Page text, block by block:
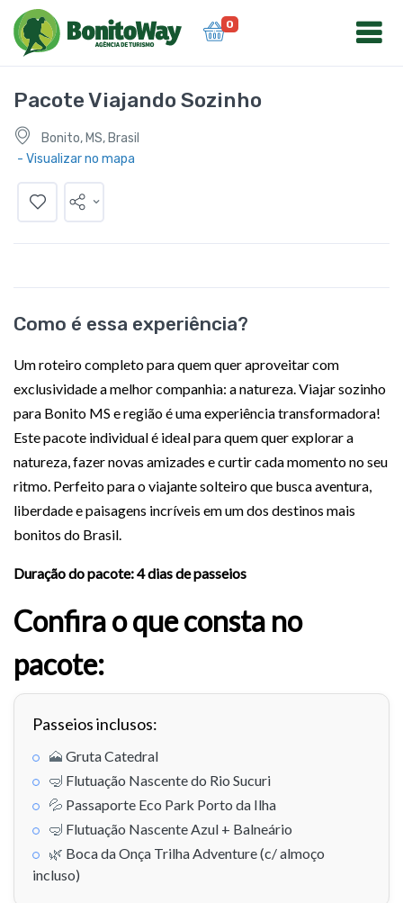
0
Pacote Viajando Sozinho
Bonito, MS, Brasil
- Visualizar no mapa
Como é essa experiência?
Um roteiro completo para quem quer aproveitar com
exclusividade a melhor companhia: a natureza. Viajar sozinho
para Bonito MS e região é uma experiência transformadora!
Este pacote individual é ideal para quem quer explorar a
natureza, fazer novas amizades e curtir cada momento no seu
ritmo. Perfeito para o viajante solteiro que busca aventura,
liberdade e paisagens incríveis em um dos destinos mais
bonitos do Brasil.
Duração do pacote: 4 dias de passeios
Confira o que consta no
pacote:
Passeios inclusos:
🗻 Gruta Catedral
🤿 Flutuação Nascente do Rio Sucuri
💦 Passaporte Eco Park Porto da Ilha
🤿 Flutuação Nascente Azul + Balneário
🌿 Boca da Onça Trilha Adventure (c/ almoço
incluso)